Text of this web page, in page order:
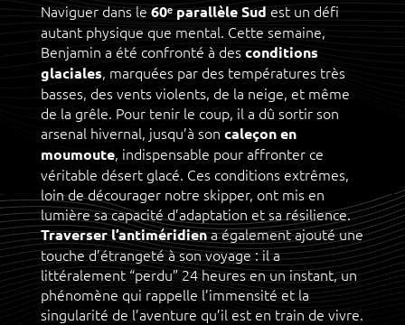
Naviguer dans le 60ᵉ parallèle Sudest un défi
autant physique que mental. Cette semaine,
Benjamin a été confronté à desconditions
glaciales, marquées par des températures très
basses, des vents violents, de la neige, et même
de la grêle. Pour tenir le coup, il a dû sortir son
arsenal hivernal, jusqu’à son caleçon en
moumoute, indispensable pour affronter ce
véritable désert glacé. Ces conditions extrêmes,
loin de décourager notre skipper, ont mis en
lumière sa capacité d’adaptation et sa résilience.
Traverser l’antiméridiena également ajouté une
touche d’étrangeté à son voyage : il a
littéralement “perdu” 24 heures en un instant, un
phénomène qui rappelle l’immensité et la
singularité de l’aventure qu’il est en train de vivre.